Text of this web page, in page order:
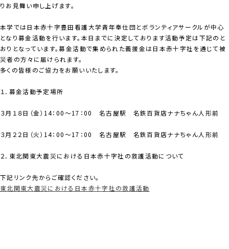
りお見舞い申し上げます。
本学では日本赤十字豊田看護大学青年奉仕団とボランティアサークルが中心
となり募金活動を行います。本日までに決定しております活動予定は下記のと
おりとなっています。募金活動で集められた義援金は日本赤十字社を通じて被
災者の方々に届けられます。
多くの皆様のご協力をお願いいたします。
１．募金活動予定場所
３月１８日（金）14：00～17：00 名古屋駅 名鉄百貨店ナナちゃん人形前
３月２２日（火）14：00～17：00 名古屋駅 名鉄百貨店ナナちゃん人形前
２．東北関東大震災における日本赤十字社の救護活動について
下記リンク先からご確認ください。
東北関東大震災における日本赤十字社の救護活動